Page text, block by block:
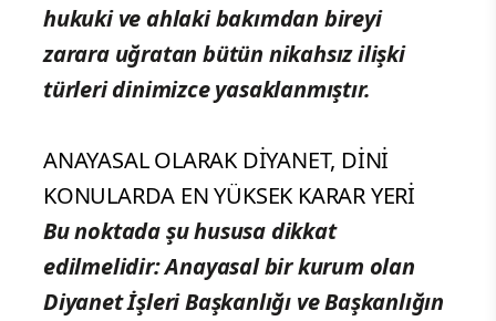
hukuki ve ahlaki bakımdan bireyi
zarara uğratan bütün nikahsız ilişki
türleri dinimizce yasaklanmıştır.
ANAYASAL OLARAK DİYANET, DİNİ
KONULARDA EN YÜKSEK KARAR YERİ
Bu noktada şu hususa dikkat
edilmelidir: Anayasal bir kurum olan
Diyanet İşleri Başkanlığı ve Başkanlığın